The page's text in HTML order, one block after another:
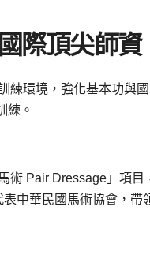
際頂尖師資
練環境，強化基本功與
練。
術 Pair Dressage」項
中華民國馬術協會，帶